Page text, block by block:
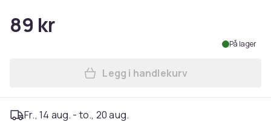
89 kr
På lager
Legg Excellence -
Legg i handlekurv
Fr., 14 aug. - to., 20 aug.